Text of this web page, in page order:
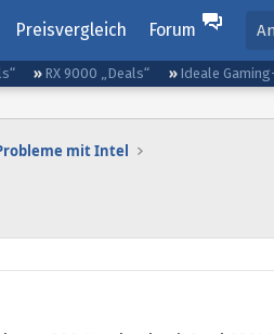
Preisvergleich Forum
RX 9000 „Deals“ Ideale
mit Intel